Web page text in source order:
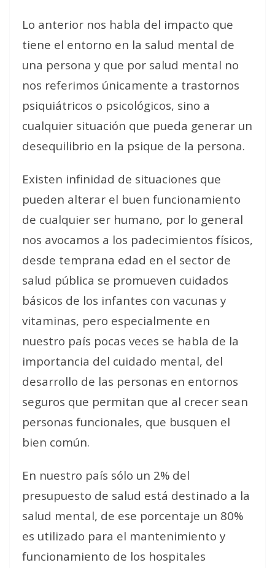
Lo anterior nos habla del impacto que
tiene el entorno en la salud mental de
una persona y que por salud mental no
nos referimos únicamente a trastornos
psiquiátricos o psicológicos, sino a
cualquier situación que pueda generar un
desequilibrio en la psique de la persona.
Existen infinidad de situaciones que
pueden alterar el buen funcionamiento
de cualquier ser humano, por lo general
nos avocamos a los padecimientos físicos,
desde temprana edad en el sector de
salud pública se promueven cuidados
básicos de los infantes con vacunas y
vitaminas, pero especialmente en
nuestro país pocas veces se habla de la
importancia del cuidado mental, del
desarrollo de las personas en entornos
seguros que permitan que al crecer sean
personas funcionales, que busquen el
bien común.
En nuestro país sólo un 2% del
presupuesto de salud está destinado a la
salud mental, de ese porcentaje un 80%
es utilizado para el mantenimiento y
funcionamiento de los hospitales